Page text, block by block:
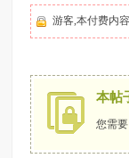
游客,本付费内
本帖
您需